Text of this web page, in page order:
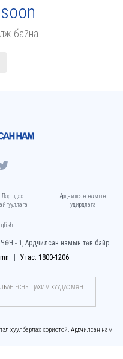
байна..
Дэргэдэх
Ардчилсан намын
удирдлага
ЧӨЧ - 1, Ардчилсан намын төв байр
Утас: 1800-1206
ЁСНЫ ЦАХИМ ХУУДАC МӨН
хуулбарлах хориотой. Ардчилсан нам